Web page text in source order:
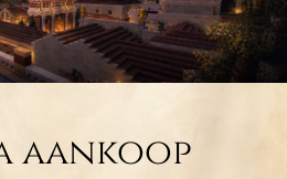
aankoop